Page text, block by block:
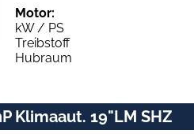
Motor:
kW / PS
Treibstoff
Hubraum
Klimaaut. 19"LM SHZ